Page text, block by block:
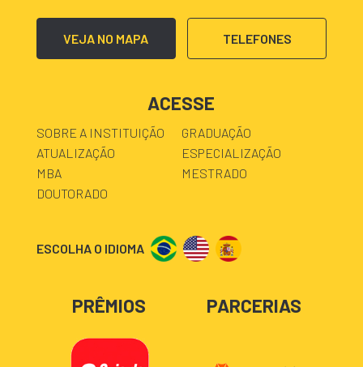
VEJA NO MAPA TELEFONES
ACESSE
SOBRE A INSTITUIÇÃO
GRADUAÇÃO
ATUALIZAÇÃO
ESPECIALIZAÇÃO
MBA
MESTRADO
DOUTORADO
ESCOLHA O IDIOMA
PRÊMIOS PARCERIAS